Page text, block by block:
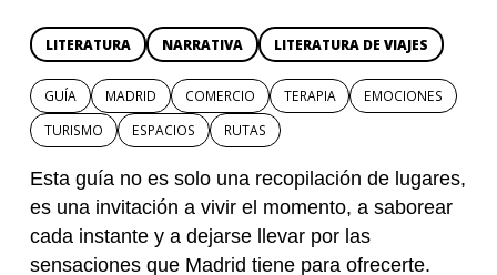
LITERATURA NARRATIVA LITERATURA DE VIAJES
GUÍA MADRID COMERCIO TERAPIA
EMOCIONES
TURISMO
ESPACIOS RUTAS
Esta guía no es solo una recopilación de lugares,
es una invitación a vivir el momento, a saborear
cada instante y a dejarse llevar por las
sensaciones que Madrid tiene para ofrecerte.